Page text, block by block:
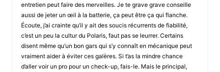
entretien peut faire des merveilles. Je te grave grave conseille
aussi de jeter un œil à la batterie, ça peut être ça qui flanche.
Écoute, j’ai crainte qu’il y ait des soucis récurrents de fiabilité,
c’est un peu la cultur du Polaris, faut pas se leurrer. Certains
disent même qu’un bon gars qui s’y connaît en mécanique peut
vraiment aider à éviter ces galères. Si t’as la mindre chance
d’aller voir un pro pour un check-up, fais-le. Mais le principal,